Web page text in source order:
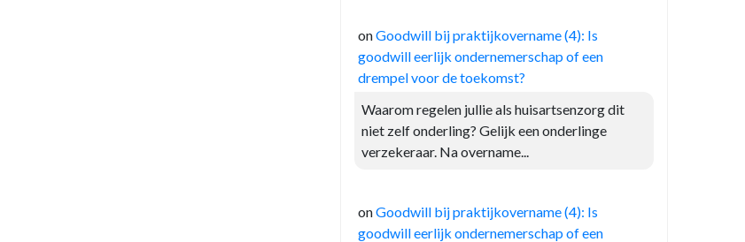
onGoodwill bij praktijkovername (4): Is
goodwill eerlijk ondernemerschap of een
drempel voor de toekomst?
Waarom regelen jullie als huisartsenzorg dit
niet zelf onderling? Gelijk een onderlinge
verzekeraar. Na overname...
onGoodwill bij praktijkovername (4): Is
goodwill eerlijk ondernemerschap of een